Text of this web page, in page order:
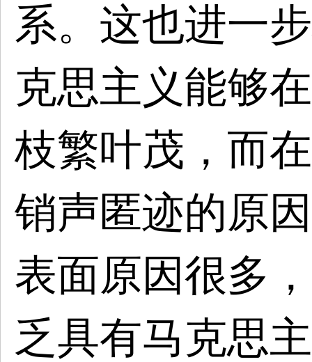
系。这也进一
克思主义能够在
枝繁叶茂，而
销声匿迹的原
表面原因很多
乏具有马克思